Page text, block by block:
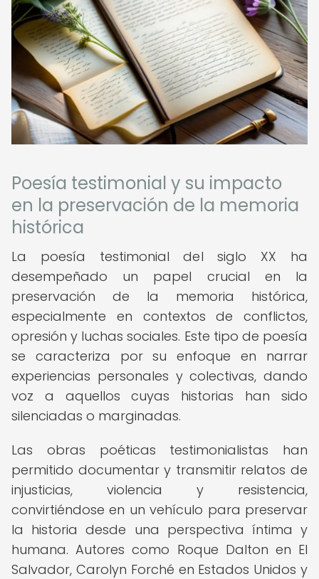
Poesía testimonial y su impacto
en la preservación de la memoria
histórica
La poesía testimonial del siglo XX ha
desempeñado un papel crucial en la
preservación de la memoria histórica,
especialmente en contextos de conflictos,
opresión y luchas sociales. Este tipo de poesía
se caracteriza por su enfoque en narrar
experiencias personales y colectivas, dando
voz a aquellos cuyas historias han sido
silenciadas o marginadas.
Las obras poéticas testimonialistas han
permitido documentar y transmitir relatos de
injusticias, violencia y resistencia,
convirtiéndose en un vehículo para preservar
la historia desde una perspectiva íntima y
humana. Autores como Roque Dalton en El
Salvador, Carolyn Forché en Estados Unidos y